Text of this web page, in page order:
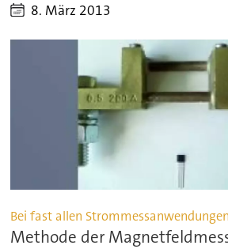
8. März 2013
Bei fast allen
Methode der